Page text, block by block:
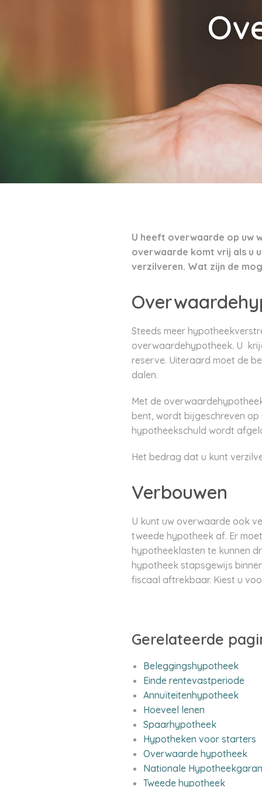
U heeft overwaarde op uw
overwaarde komt vrij als u
verzilveren. Wat zijn de
Steeds meer
overwaardehypotheek. U
reserve. Uiteraard moet de
dalen.
Met de
bent, wordt bijgeschreven
hypotheekschuld wordt
Het bedrag dat u kunt
Verbouwen
U kunt uw overwaarde ook
tweede hypotheek af. Er
hypotheeklasten te kunnen
hypotheek stapsgewijs
fiscaal aftrekbaar. Kiest u
Gerelateerde
Beleggingshypotheek
Einde rentevastperiode
Annuïteitenhypotheek
Hoeveel lenen
Spaarhypotheek
Hypotheken voor starters
Overwaarde hypotheek
Nationale
Tweede hypotheek